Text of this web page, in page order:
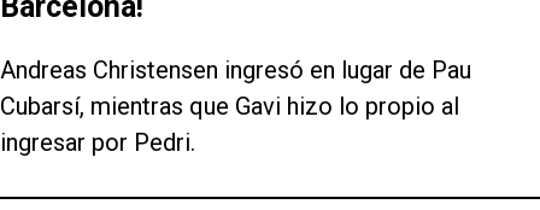
Andreas Christensen ingresó en lugar de Pau
Cubarsí, mientras que Gavi hizo lo propio al
ingresar por Pedri.